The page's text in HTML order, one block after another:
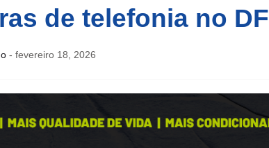
de telefonia no DF
- fevereiro 18, 2026